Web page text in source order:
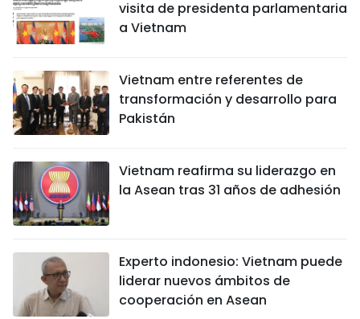
visita de presidenta parlamentaria
a Vietnam
Vietnam entre referentes de
transformación y desarrollo para
Pakistán
Vietnam reafirma su liderazgo en
la Asean tras 31 años de adhesión
Experto indonesio: Vietnam puede
liderar nuevos ámbitos de
cooperación en Asean